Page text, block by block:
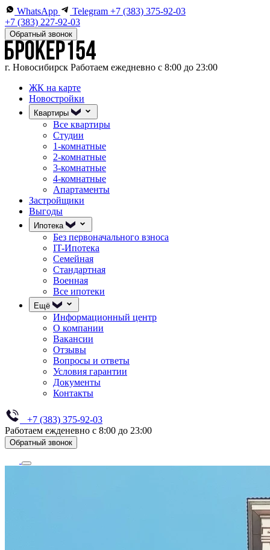
WhatsApp Telegram +7 (383) 375-92-03
+7 (383) 227-92-03
Обратный звонок
г. Новосибирск Работаем ежедневно с 8:00 до 23:00
ЖК на карте
Новостройки
Квартиры
Все квартиры
Студии
1-комнатные
2-комнатные
3-комнатные
4-комнатные
Апартаменты
Застройщики
Выгоды
Ипотека
Без первоначального взноса
IT-Ипотека
Семейная
Стандартная
Военная
Все ипотеки
Ещё
Информационный центр
О компании
Вакансии
Отзывы
Вопросы и ответы
Условия гарантии
Документы
Контакты
+7 (383) 375-92-03
Работаем ежденевно с 8:00 до 23:00
Обратный звонок